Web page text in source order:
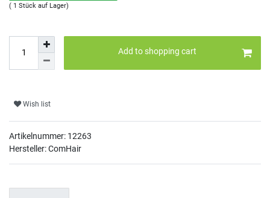
( 1 Stück auf Lager)
Add to shopping cart
Wish list
Artikelnummer: 12263
Hersteller: ComHair